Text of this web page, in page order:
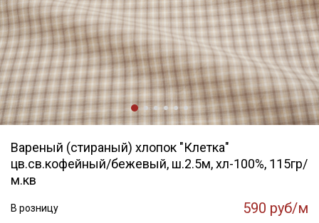
Вареный (стираный) хлопок "Клетка"
цв.св.кофейный/бежевый, ш.2.5м, хл-100%, 115гр/
м.кв
В розницу 590 руб/м